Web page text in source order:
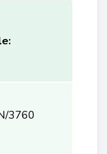
3760